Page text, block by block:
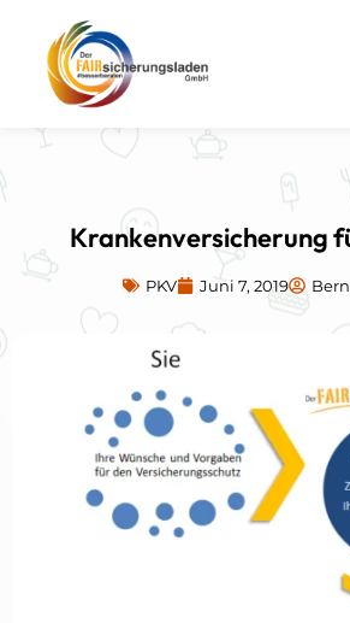
Krankenversicherung
PKV Juni 7, 2019